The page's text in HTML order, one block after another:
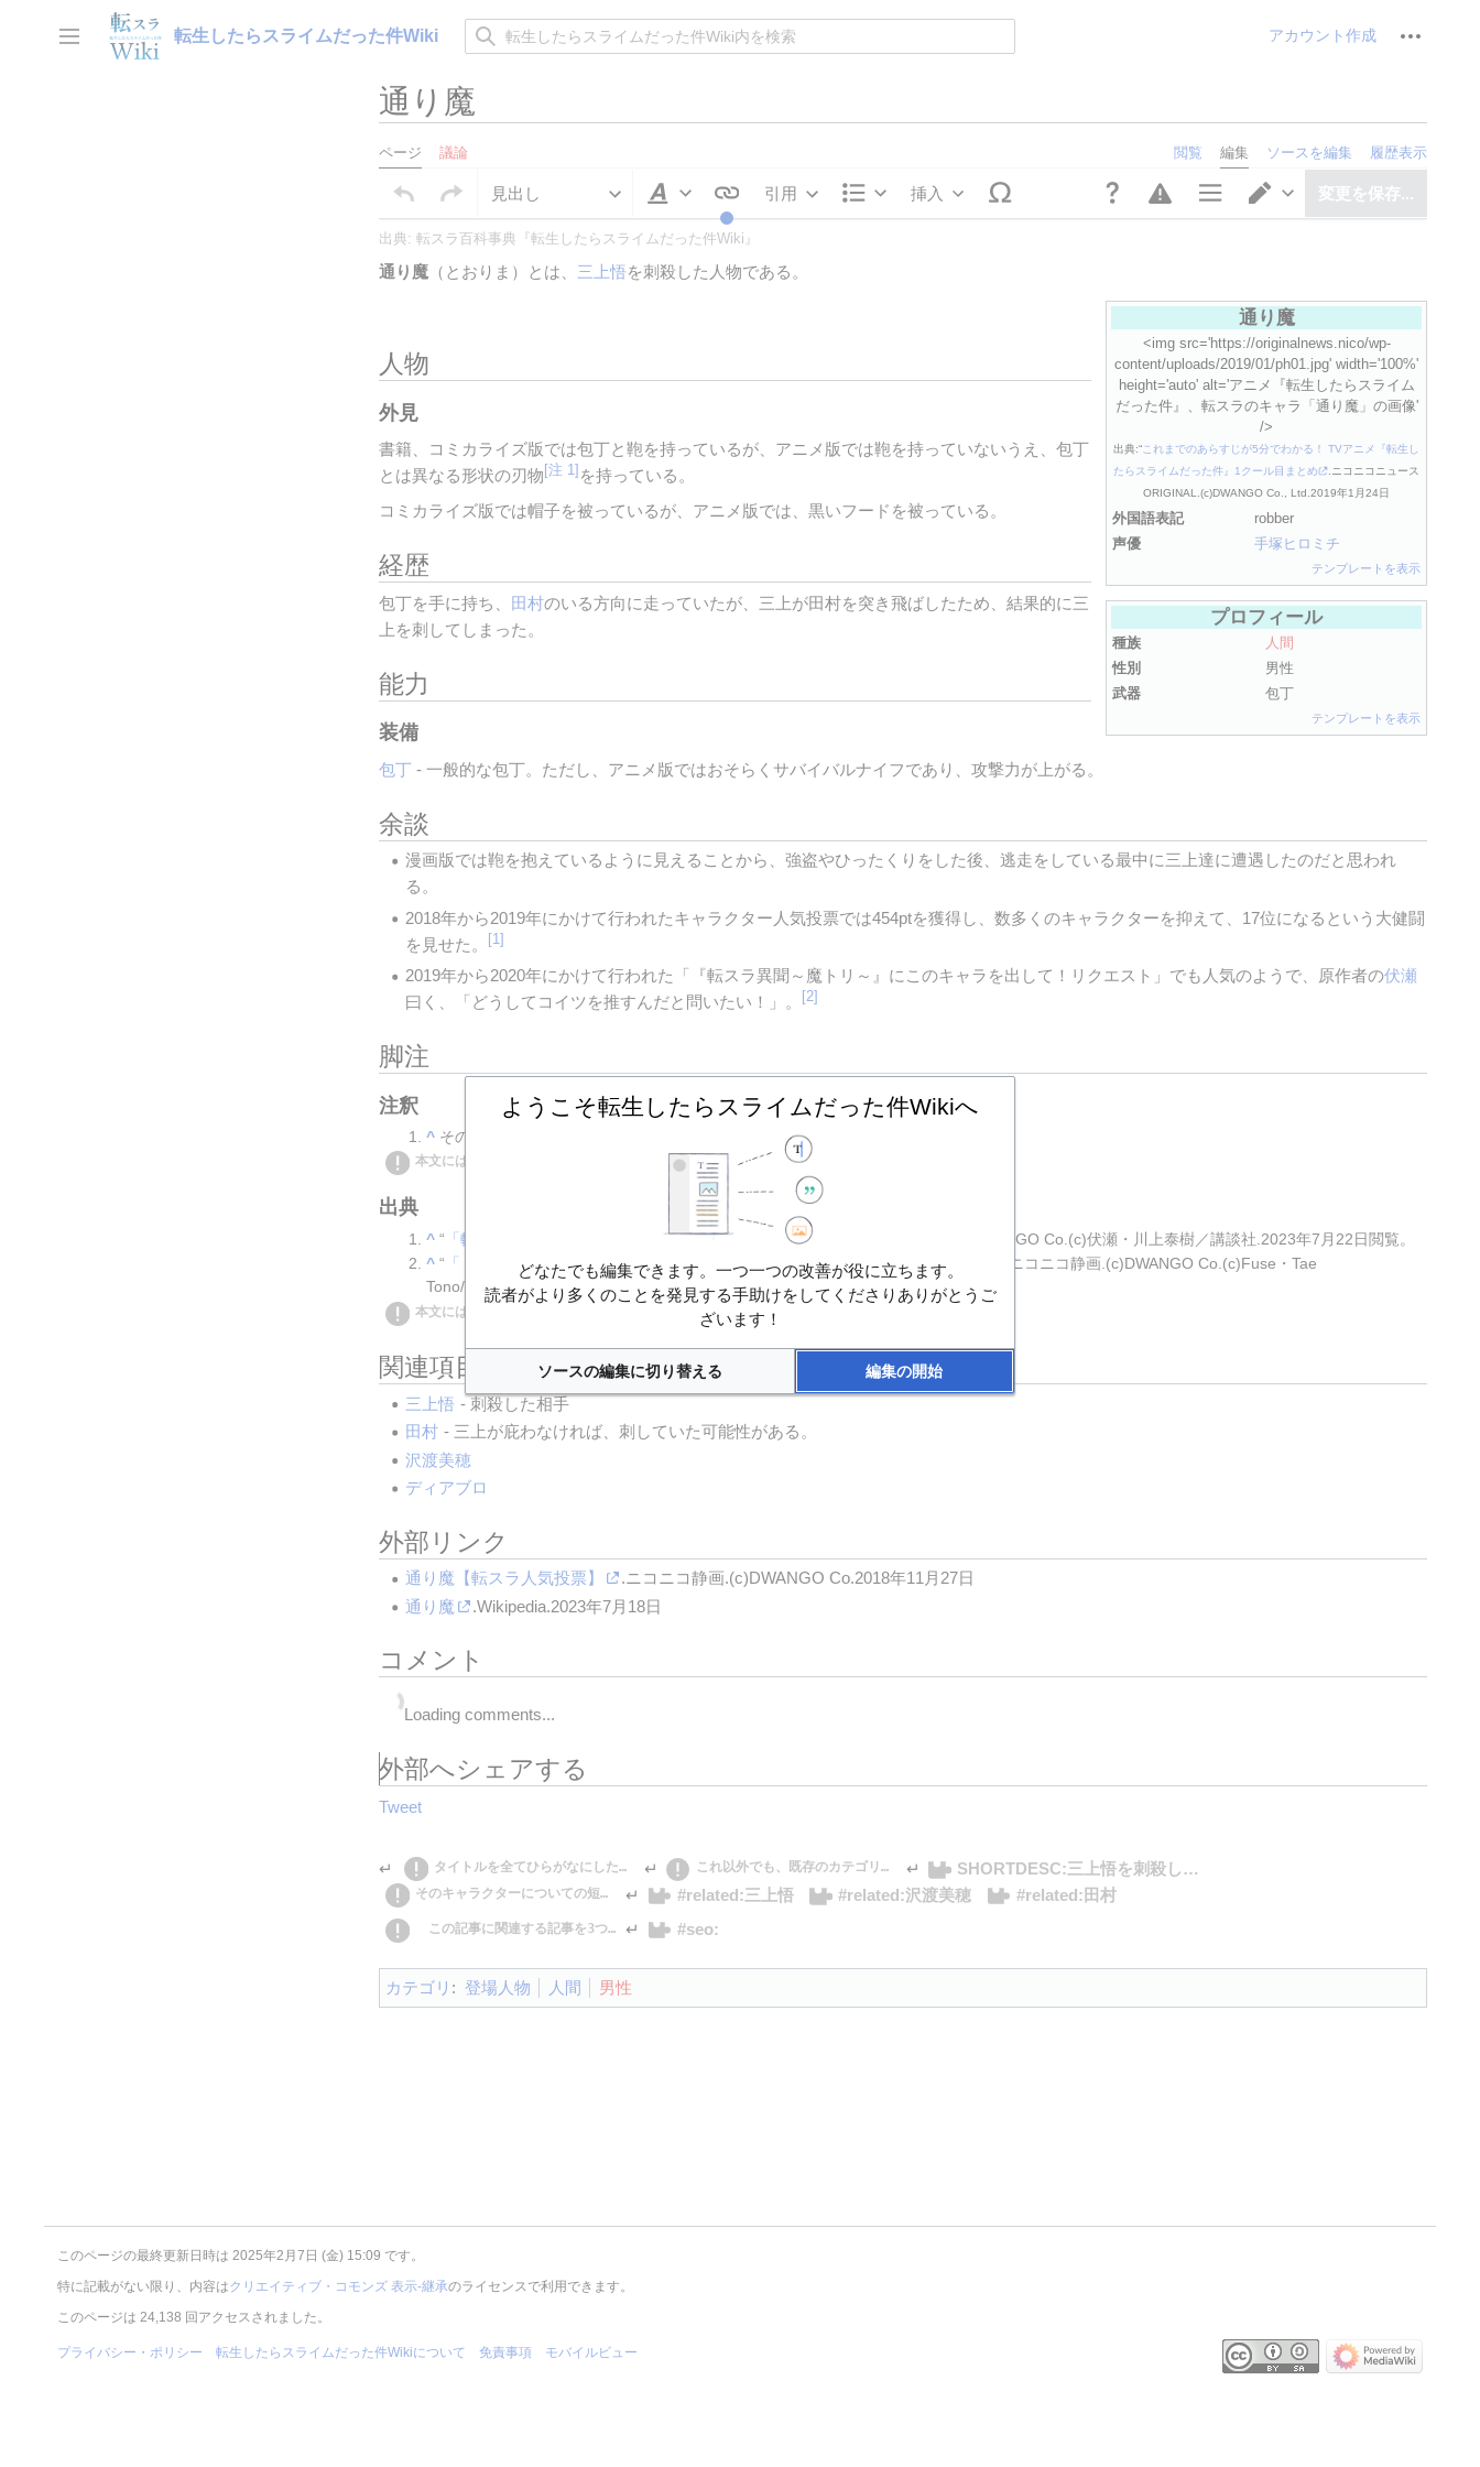
ン
サイドバーの切り替え
転生したらスライムだった件Wiki アカウント作成 個人用ツ
通り魔
ページ 議論 閲覧 編集 ソースを編集 履歴表示
見出し
文字の修飾
引用
書式
挿入
ページ設定
エディターを切り替え
変更を保存...
出典: 転スラ百科事典『転生したらスライムだった件Wiki』
通り魔 （とおりま）とは、 三上悟を刺殺した人物である。
通り魔
<img src='https://originalnews.nico/wp-
content/uploads/2019/01/ph01.jpg' width='100%'
height='auto' alt='アニメ『転生したらスライム
だった件』、転スラのキャラ「通り魔」の画像'
/>
出典:“ これまでのあらすじが5分でわかる！ TVアニメ『転生し
たらスライムだった件』1クール目まとめ
.ニコニコニュース
ORIGINAL.(c)DWANGO Co., Ltd.2019年1月24日
外国語表記
robber
声優
手塚ヒロミチ
テンプレートを表示
プロフィール
種族
人間
性別
男性
武器
包丁
テンプレートを表示
人物
外見
書籍、コミカライズ版では包丁と鞄を持っているが、アニメ版では鞄を持っていないうえ、包丁
とは異なる形状の刃物 [注 1] を持っている。
コミカライズ版では帽子を被っているが、アニメ版では、黒いフードを被っている。
経歴
包丁を手に持ち、 田村のいる方向に走っていたが、三上が田村を突き飛ばしたため、結果的に三
上を刺してしまった。
能力
装備
包丁 - 一般的な包丁。ただし、アニメ版ではおそらくサバイバルナイフであり、攻撃力が上がる。
余談
漫画版では鞄を抱えているように見えることから、強盗やひったくりをした後、逃走をしている最中に三上達に遭遇したのだと思われ
る。
2018年から2019年にかけて行われたキャラクター人気投票では454ptを獲得し、数多くのキャラクターを抑えて、17位になるという大健闘
を見せた。
[1]
2019年から2020年にかけて行われた「『転スラ異聞～魔トリ～』にこのキャラを出して！リクエスト」でも人気のようで、原作者の伏瀬
曰く、「どうしてコイツを推すんだと問いたい！」。
[2]
脚注
注釈
その形状から、おそらく だと思われる。
本文には<ref group="注">内容</ref>の形で挿入する。
出典
“ 「転生したらスライムだった件」キャラクター人気投票
”.ニコニコ静画.(c)DWANGO Co.(c)伏瀬・川上泰樹／講談社.2023年7月22日閲覧。
“ 「『転スラ異聞～魔トリ～』にこのキャラを出して！リクエスト結果発表！！
”.ニコニコ静画.(c)DWANGO Co.(c)Fuse・Tae
Tono/Kodansha.2025年2月6日閲覧。
本文には<ref>内容</ref>の形で挿入する。
関連項目
三上悟 - 刺殺した相手
田村 - 三上が庇わなければ、刺していた可能性がある。
沢渡美穂
ディアブロ
外部リンク
通り魔【転スラ人気投票】
.ニコニコ静画.(c)DWANGO Co.2018年11月27日
通り魔
.Wikipedia.2023年7月18日
コメント
Loading comments...
外部へシェアする
Tweet
↵ タイトルを全てひらがなにしたうえで、濁点、半濁点、撥音を除去する。
↵ これ以外でも、既存のカテゴリや自分で考えたカテゴリから、適切なものを選んでつけてよい。
↵ SHORTDESC:三上悟を刺殺した人物
そのキャラクターについての短い説明を入れる。タイトルの下や検索候補に出る。
↵ #related:三上悟 #related:沢渡美穂 #related:田村
この記事に関連する記事を3つまで考えて入れる。
↵ #seo:
カテゴリ : 登場人物 人間 男性
このページの最終更新日時は 2025年2月7日 (金) 15:09 です。
特に記載がない限り、内容は クリエイティブ・コモンズ 表示-継承のライセンスで利用できます。
このページは 24,138 回アクセスされました。
プライバシー・ポリシー 転生したらスライムだった件Wikiについて 免責事項 モバイルビュー
ようこそ転生したらスライムだった件Wikiへ
どなたでも編集できます。一つ一つの改善が役に立ちます。
読者がより多くのことを発見する手助けをしてくださりありがとうご
ざいます！
ソースの編集に切り替える 編集の開始